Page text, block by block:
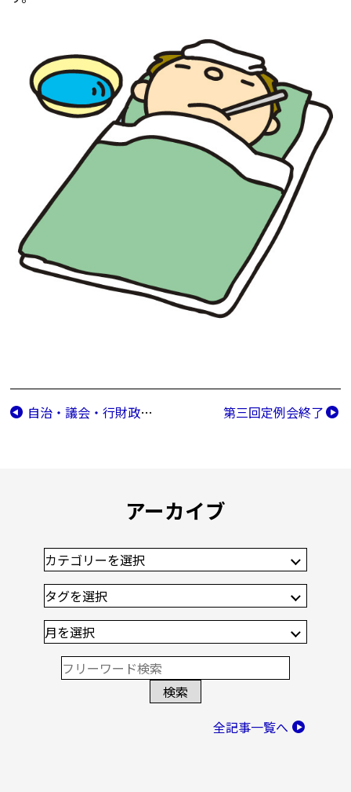
自治・議会・行財政改革等特別委員会（10/8） 第三回定例会終了
アーカイブ
全記事一覧へ